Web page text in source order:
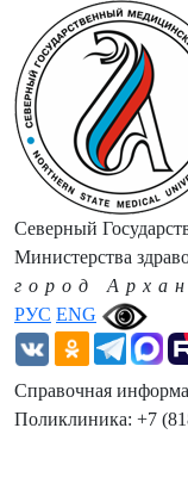
РУС ENG
Северный
Министерства
город
Справочная
Поликлиника: +7